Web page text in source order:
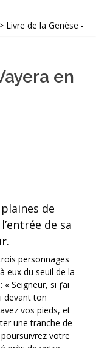
Livre de la Genèse -
en
de
de sa
personnages
eux du seuil de la
Seigneur, si j’ai
devant ton
vos pieds, et
une tranche de
votre